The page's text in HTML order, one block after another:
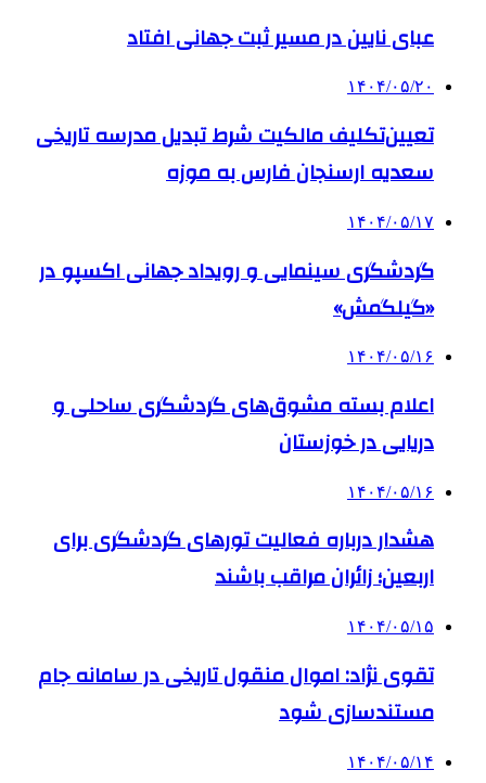
عبای نایین در مسیر ثبت جهانی افتاد
۱۴۰۴/۰۵/۲۰
تعیین‌تکلیف مالکیت شرط تبدیل مدرسه تاریخی
سعدیه ارسنجان فارس به موزه
۱۴۰۴/۰۵/۱۷
گردشگری سینمایی و رویداد جهانی اکسپو در
«گیلگمش»
۱۴۰۴/۰۵/۱۶
اعلام بسته مشوق‌های گردشگری ساحلی و
دریایی در خوزستان
۱۴۰۴/۰۵/۱۶
هشدار درباره فعالیت تورهای گردشگری برای
اربعین؛ زائران مراقب باشند
۱۴۰۴/۰۵/۱۵
تقوی نژاد: اموال منقول تاریخی در سامانه جام
مستندسازی شود
۱۴۰۴/۰۵/۱۴